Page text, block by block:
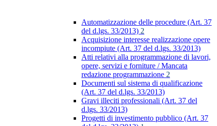
Automatizzazione delle procedure (Art. 37
del d.lgs. 33/2013) 2
Acquisizione interesse realizzazione opere
incompiute (Art. 37 del d.lgs. 33/2013)
Atti relativi alla programmazione di lavori,
opere, servizi e forniture / Mancata
redazione programmazione 2
Documenti sul sistema di qualificazione
(Art. 37 del d.lgs. 33/2013)
Gravi illeciti professionali (Art. 37 del
d.lgs. 33/2013)
Progetti di investimento pubblico (Art. 37